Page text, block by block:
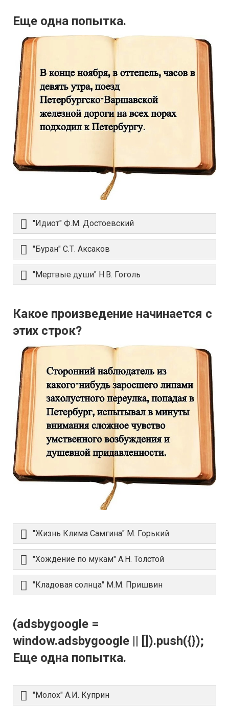
Еще одна попытка.
"Идиот" Ф.М. Достоевский
"Буран" С.Т. Аксаков
"Мертвые души" Н.В. Гоголь
Какое произведение начинается с
этих строк?
"Жизнь Клима Самгина" М. Горький
"Хождение по мукам" А.Н. Толстой
"Кладовая солнца" М.М. Пришвин
(adsbygoogle =
window.adsbygoogle || []).push({});
Еще одна попытка.
"Молох" А.И. Куприн